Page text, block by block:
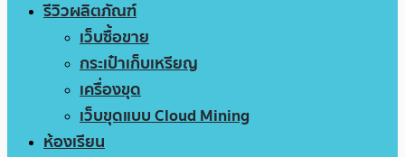
รีวิวผลิตภัณฑ์
เว็บซื้อขาย
กระเป๋าเก็บเหรียญ
เครื่องขุด
เว็บขุดแบบ Cloud Mining
ห้องเรียน